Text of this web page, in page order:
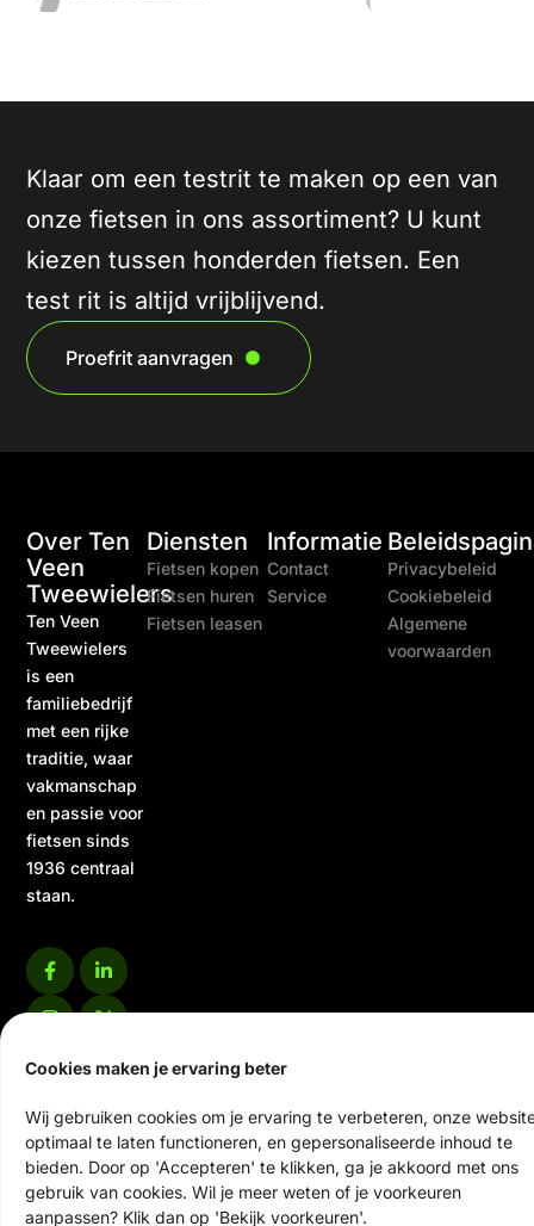
Cookies maken je ervaring beter
Wij gebruiken cookies om je ervaring te verbeteren, onze
optimaal te laten functioneren, en gepersonaliseerde inhoud te
bieden. Door op 'Accepteren' te klikken, ga je akkoord met ons
gebruik van cookies. Wil je meer weten of je voorkeuren
aanpassen? Klik dan op 'Bekijk voorkeuren'.
Klaar om een testrit te maken op een van
onze fietsen in ons assortiment? U kunt
kiezen tussen honderden fietsen. Een
test rit is altijd vrijblijvend.
Proefrit aanvragen
Over Ten
Veen
Tweewielers
Ten Veen
Tweewielers
is een
familiebedrijf
met een rijke
traditie, waar
vakmanschap
en passie voor
fietsen sinds
1936 centraal
staan.
Diensten
Fietsen kopen
Fietsen huren
Fietsen leasen
Informatie
Contact
Service
Privacybeleid
Cookiebeleid
Algemene
voorwaarden
Website door Scrolla!